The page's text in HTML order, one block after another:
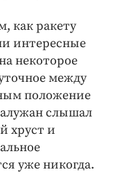
как ракету
интересные
некоторое
между
положение
слышал
хруст и
уже никогда.